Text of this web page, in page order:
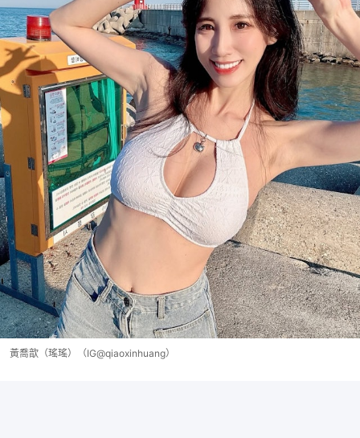
黃喬歆（瑤瑤）（IG@qiaoxinhuang）